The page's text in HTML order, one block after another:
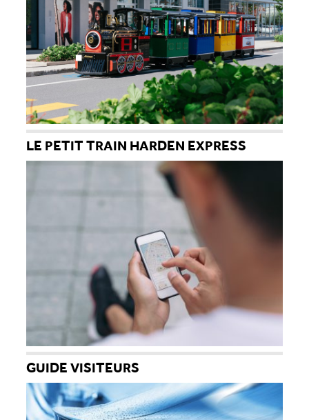
LE PETIT TRAIN HARDEN EXPRESS
GUIDE VISITEURS